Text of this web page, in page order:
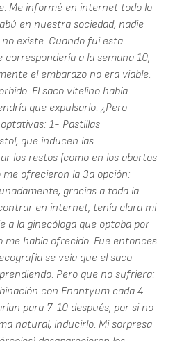
Me informé en internet todo lo
en nuestra sociedad, nadie
existe. Cuando fui esta
a la semana 10,
el embarazo no era viable.
El saco vitelino había
que expulsarlo. ¿Pero
1- Pastillas
que inducen las
los restos (como en los abortos
me ofrecieron la 3a opción:
gracias a toda la
en internet, tenía clara mi
a la ginecóloga que optaba por
me había ofrecido. Fue entonces
se veía que el saco
Pero que no sufriera:
con Enantyum cada 4
para 7-10 después, por si no
natural, inducirlo. Mi sorpresa